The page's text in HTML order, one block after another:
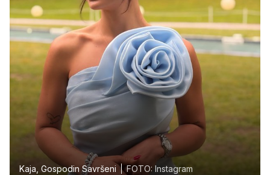
Kaja, Gospodin Savršeni FOTO: Instagram